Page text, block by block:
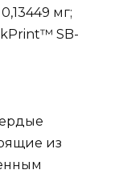
мг;
SB-
из